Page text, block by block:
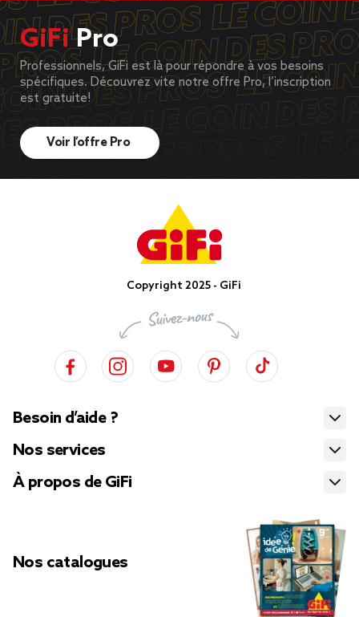
GiFiPro
Professionnels, GiFi est là pour répondre à vos besoins
spécifiques. Découvrez vite notre offre Pro, l’inscription
est gratuite!
Voir l’offre Pro
Copyright 2025 - GiFi
Besoin d’aide ?
Nos services
À propos de GiFi
Nos catalogues